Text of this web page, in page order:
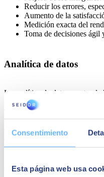
Consentimiento
Esta página web usa
Reducir los errores,
Aumento de la
Medición exacta del
Toma de decisiones ágil
Analítica de datos
La analítica de datos es otra de
PYMES. En especial, para
valor de sus datos y
mejorar su negocio. Con SAP
completo de la información
desde la nube.
Algunas de las tareas que el